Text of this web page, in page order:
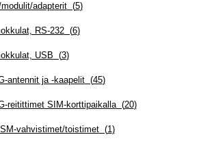
adapterit(5)
RS-232(6)
USB (3)
antennit ja -kaapelit(45)
reitittimet SIM-korttipaikalla(20)
vahvistimet/toistimet(1)